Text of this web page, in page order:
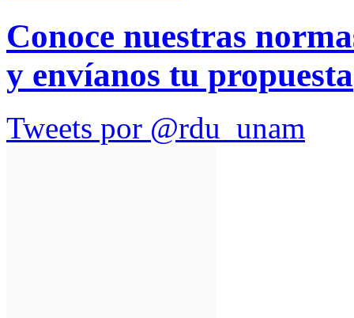
Conoce nuestras
y envíanos tu propuesta
Tweets por @rdu_unam